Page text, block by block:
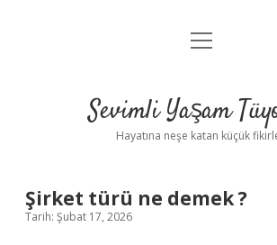
Anasayfa
Yasal Uyarı
menüyü
Sevimli Yaşam
Hayatına neşe katan küçük
Şirket türü ne demek ?
Tarih: Şubat 17, 2026